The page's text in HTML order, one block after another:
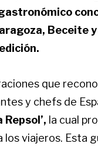
Beceite
que
y chefs de
Repsol’, la cual
los viajeros. Esta